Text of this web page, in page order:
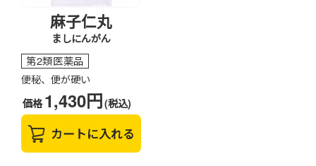
麻子仁丸
ましにんがん
第2類医薬品
便秘、便が硬い
価格1,430円(税込)
カートに入れる